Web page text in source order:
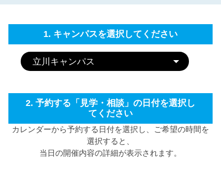
1. キャンパスを選択してください
2. 予約する「見学・相談」の日付を選択し
てください
カレンダーから予約する日付を選択し、ご希望の時間を
選択すると、
当日の開催内容の詳細が表示されます。